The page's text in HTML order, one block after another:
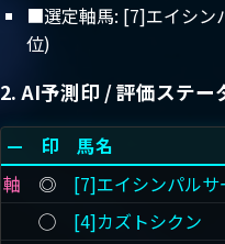
■選定軸馬: [7]エイシン
位)
2. AI予測印 / 評価ステー
— 印 馬名
軸
◎ [7]エイシンパルサ
◯
[4]カズトシクン